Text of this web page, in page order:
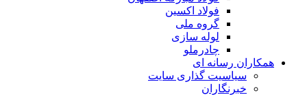
فولاد اکسین
گروه ملی
لوله سازی
چادرملو
همکاران رسانه ای
سیاسیت گذاری سایت
خبرنگاران